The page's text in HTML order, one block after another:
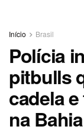
Início Brasil
Polícia
pitbulls
cadela
na Bahia